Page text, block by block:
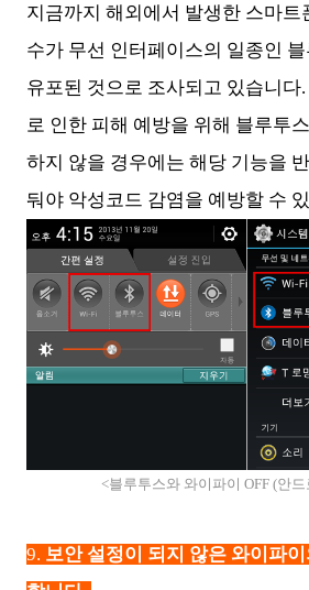
지금까지 해외에서 발생한 스마트
수가 무선 인터페이스의 일종인
유포된 것으로 조사되고 있습니다
로 인한 피해 예방을 위해 블루투
하지 않을 경우에는 해당 기능을
둬야 악성코드 감염을 예방할 수
<블루투스와 와이파이 OFF (안
9. 보안 설정이 되지 않은 와이파